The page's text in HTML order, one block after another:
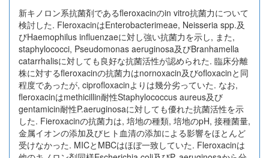
新キノロン系抗菌剤であるfleroxacinのin vitro抗菌力について
検討した. FleroxacinはEnterobacterimeae, Neisseria spp.及
びHaemophilus influenzaeに対し強い抗菌力を示し, また,
staphylococci, Pseudomonas aeruginosa及びBranhamella
catarrhalisに対しても良好な抗菌活性が認められた. 臨床分離
株に対するfleroxacinの抗菌力はnornoxacin及びofloxacinと同
程度であったが, ciprofloxacinよりは幾分劣っていた. なお,
fleroxacinはmethicillin耐性Staphylococcus aureus及び
gentamicin耐性P.aeruginosaに対しても優れた抗菌活性を示
した. Fieroxacinの抗菌力は, 培地の種類, 培地のpH, 接種菌量,
金属イオンの添加及びヒト血清の添加による影響をほとんど
受けなかった. MICとMBCはほぼ一致していた. Fleroxacinは